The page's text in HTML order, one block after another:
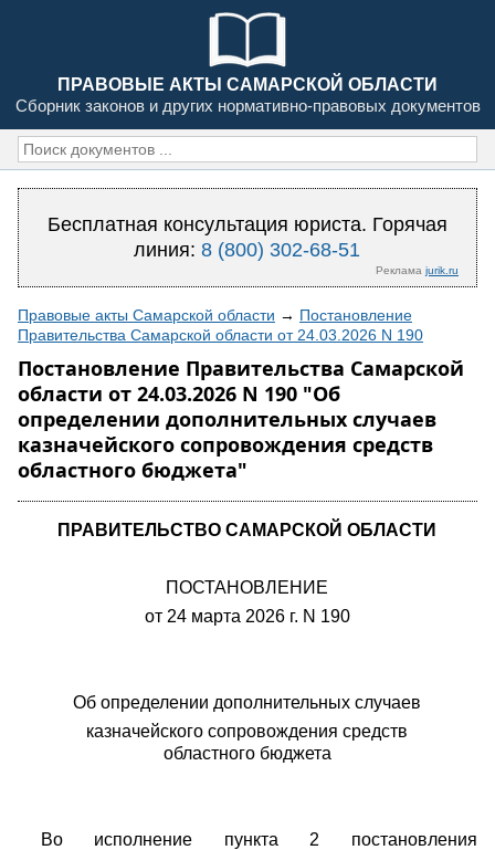
ПРАВОВЫЕ АКТЫ САМАРСКОЙ ОБЛАСТИ
Сборник законов и других нормативно-правовых документов
Бесплатная консультация юриста. Горячая
линия:8 (800) 302-68-51
Реклама jurik.ru
Правовые акты Самарской области → Постановление
Правительства Самарской области от 24.03.2026 N 190
Постановление Правительства Самарской
области от 24.03.2026 N 190 "Об
определении дополнительных случаев
казначейского сопровождения средств
областного бюджета"
ПРАВИТЕЛЬСТВО САМАРСКОЙ ОБЛАСТИ
ПОСТАНОВЛЕНИЕ
от 24 марта 2026 г. N 190
Об определении дополнительных случаев
казначейского сопровождения средств
областного бюджета
Во исполнение пункта 2 постановления